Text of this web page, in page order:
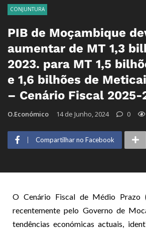
CONJUNTURA
PIB de Moçambique
aumentar de MT 1,3
2023. para MT 1,5
e 1,6 bilhões de
– Cenário Fiscal 2025-
O.Económico 14 de Junho, 2024 0
Compartilhar no Facebook
O Cenário Fiscal de Médio Prazo
recentemente pelo Governo de
tendências económicas actuais,